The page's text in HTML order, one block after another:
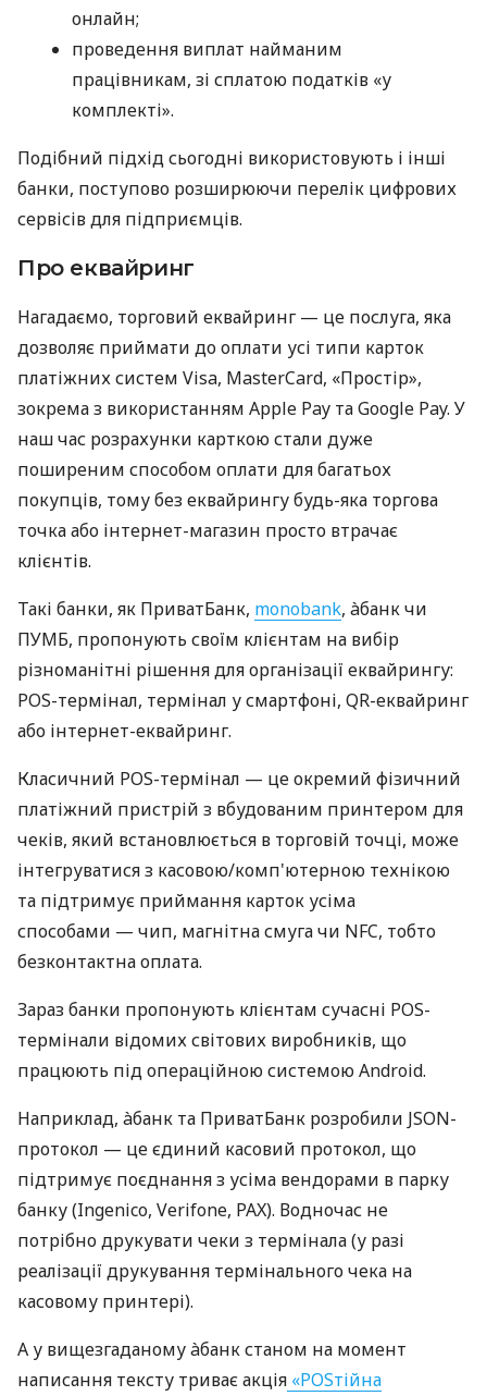
онлайн;
проведення виплат найманим
працівникам, зі сплатою податків «у
комплекті».
Подібний підхід сьогодні використовують і інші
банки, поступово розширюючи перелік цифрових
сервісів для підприємців.
Про еквайринг
Нагадаємо, торговий еквайринг — це послуга, яка
дозволяє приймати до оплати усі типи карток
платіжних систем Visa, MasterCard, «Простір»,
зокрема з використанням Apple Pay та Google Pay. У
наш час розрахунки карткою стали дуже
поширеним способом оплати для багатьох
покупців, тому без еквайрингу будь-яка торгова
точка або інтернет-магазин просто втрачає
клієнтів.
Такі банки, як ПриватБанк, monobank, àбанк чи
ПУМБ, пропонують своїм клієнтам на вибір
різноманітні рішення для організації еквайрингу:
POS-термінал, термінал у смартфоні, QR-еквайринг
або інтернет-еквайринг.
Класичний POS-термінал — це окремий фізичний
платіжний пристрій з вбудованим принтером для
чеків, який встановлюється в торговій точці, може
інтегруватися з касовою/комп'ютерною технікою
та підтримує приймання карток усіма
способами — чип, магнітна смуга чи NFC, тобто
безконтактна оплата.
Зараз банки пропонують клієнтам сучасні POS-
термінали відомих світових виробників, що
працюють під операційною системою Android.
Наприклад, àбанк та ПриватБанк розробили JSON-
протокол — це єдиний касовий протокол, що
підтримує поєднання з усіма вендорами в парку
банку (Ingenico, Verifone, PAX). Водночас не
потрібно друкувати чеки з термінала (у разі
реалізації друкування термінального чека на
касовому принтері).
А у вищезгаданому àбанк станом на момент
написання тексту триває акція «POSтійна